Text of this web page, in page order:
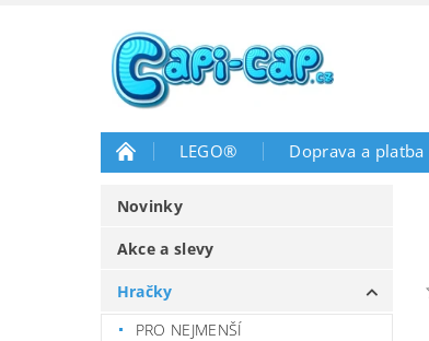
LEGO® Doprava a platba
Novinky
Akce a slevy
Hračky
PRO NEJMENŠÍ